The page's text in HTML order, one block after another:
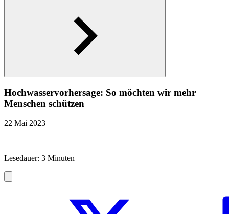
Hochwasservorhersage: So möchten wir mehr
Menschen schützen
22 Mai 2023
|
Lesedauer: 3 Minuten